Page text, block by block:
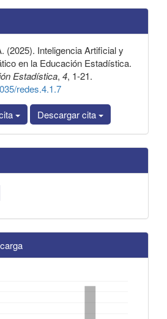
(2025). Inteligencia Artificial y
en la Educación Estadística.
Estadística, 4, 1-21.
redes.4.1.7
Descargar cita